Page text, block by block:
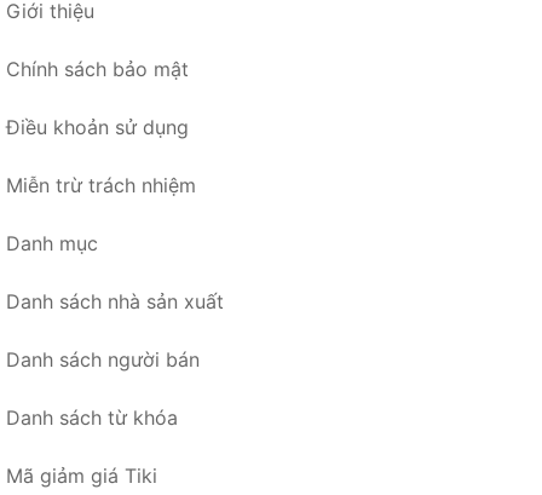
Giới thiệu
Chính sách bảo mật
Điều khoản sử dụng
Miễn trừ trách nhiệm
Danh mục
Danh sách nhà sản xuất
Danh sách người bán
Danh sách từ khóa
Mã giảm giá Tiki